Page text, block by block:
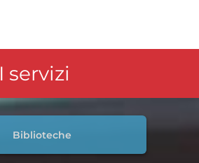
I servizi
Biblioteche